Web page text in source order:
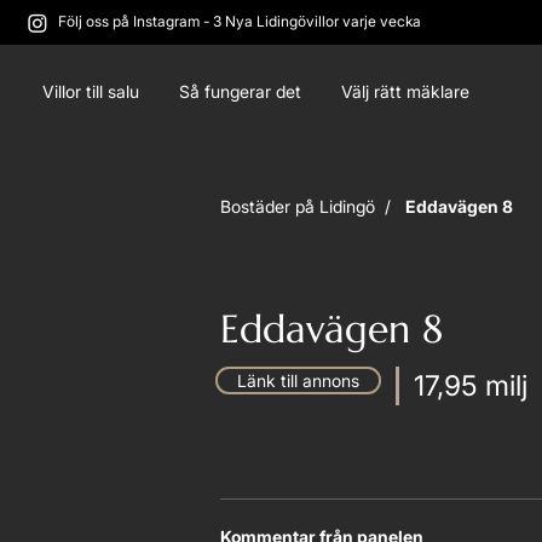
Villor till salu Så fungerar det Välj rätt mäklare
Följ oss på Instagram - 3 Nya Lidingövillor varje vecka
Bostäder på Lidingö / Eddavägen 8
Eddavägen 8
Länk till annons 17,95 milj
Kommentar från panelen